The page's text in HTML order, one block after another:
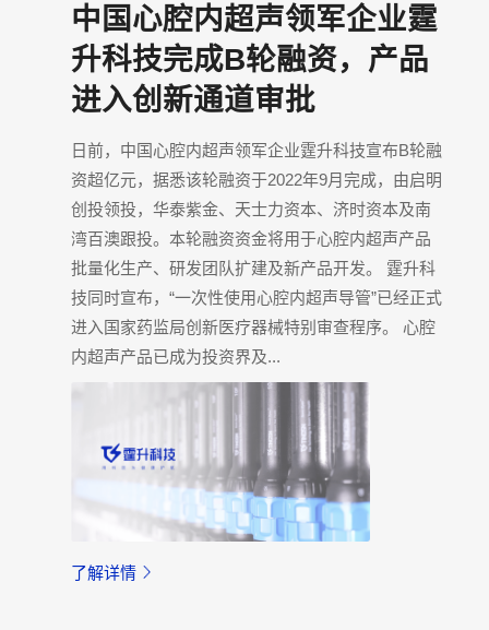
中国心腔内超声领军企业霆
升科技完成B轮融资，产品
进入创新通道审批
日前，中国心腔内超声领军企业霆升科技宣布B轮融
资超亿元，据悉该轮融资于2022年9月完成，由启明
创投领投，华泰紫金、天士力资本、济时资本及南
湾百澳跟投。本轮融资资金将用于心腔内超声产品
批量化生产、研发团队扩建及新产品开发。 霆升科
技同时宣布，“一次性使用心腔内超声导管”已经正式
进入国家药监局创新医疗器械特别审查程序。 心腔
内超声产品已成为投资界及...
了解详情